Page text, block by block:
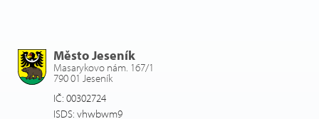
Město Jeseník
Masarykovo nám. 167/1
790 01 Jeseník
IČ: 00302724
ISDS: vhwbwm9